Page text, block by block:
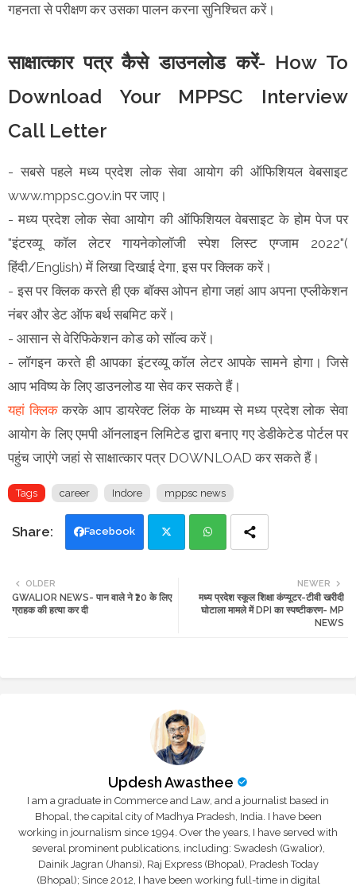
गहनता से परीक्षण कर उसका पालन करना सुनिश्चित करें।
साक्षात्कार पत्र कैसे डाउनलोड करें- How To
Download Your MPPSC Interview
Call Letter
- सबसे पहले मध्य प्रदेश लोक सेवा आयोग की ऑफिशियल वेबसाइट
www.mppsc.gov.in पर जाए।
- मध्य प्रदेश लोक सेवा आयोग की ऑफिशियल वेबसाइट के होम पेज पर
"इंटरव्यू कॉल लेटर गायनेकोलॉजी स्पेश लिस्ट एग्जाम 2022"(
हिंदी/English) में लिखा दिखाई देगा, इस पर क्लिक करें।
- इस पर क्लिक करते ही एक बॉक्स ओपन होगा जहां आप अपना एप्लीकेशन
नंबर और डेट ऑफ बर्थ सबमिट करें।
- आसान से वेरिफिकेशन कोड को सॉल्व करें।
- लॉगइन करते ही आपका इंटरव्यू कॉल लेटर आपके सामने होगा। जिसे
आप भविष्य के लिए डाउनलोड या सेव कर सकते हैं।
यहां क्लिककरके आप डायरेक्ट लिंक के माध्यम से मध्य प्रदेश लोक सेवा
आयोग के लिए एमपी ऑनलाइन लिमिटेड द्वारा बनाए गए डेडीकेटेड पोर्टल पर
पहुंच जाएंगे जहां से साक्षात्कार पत्र DOWNLOAD कर सकते हैं।
Tags career Indore mppsc news
Facebook
tte ats
NEWER
मध्य प्रदेश स्कूल शिक्षा कंप्यूटर-टीवी खरीदी
घोटाला मामले में DPI का स्पष्टीकरण- MP
NEWS
OLDER
GWALIOR NEWS- पान वाले ने ₹20 के लिए
ग्राहक की हत्या कर दी
Updesh Awasthee
I am a graduate in Commerce and Law, and a journalist based in
Bhopal, the capital city of Madhya Pradesh, India. I have been
working in journalism since 1994. Over the years, I have served with
several prominent publications, including: Swadesh (Gwalior),
Dainik Jagran (Jhansi), Raj Express (Bhopal), Pradesh Today
(Bhopal); Since 2012, I have been working full-time in digital